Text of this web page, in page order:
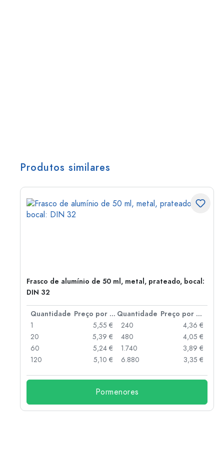
Produtos similares
Frasco de alumínio de 50 ml, metal, prateado, bocal:
DIN 32
Quantidade Preço por peça Quantidade
Preço por peça
1
5,55 €
20
5,39 €
60
5,24 €
120
5,10 €
240
4,36 €
480
4,05 €
1.740
3,89 €
6.880
3,35 €
Pormenores